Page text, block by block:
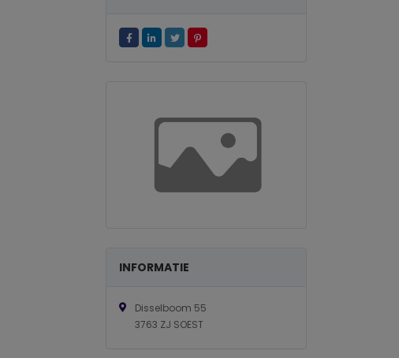
INFORMATIE
Disselboom 55
3763 ZJ SOEST